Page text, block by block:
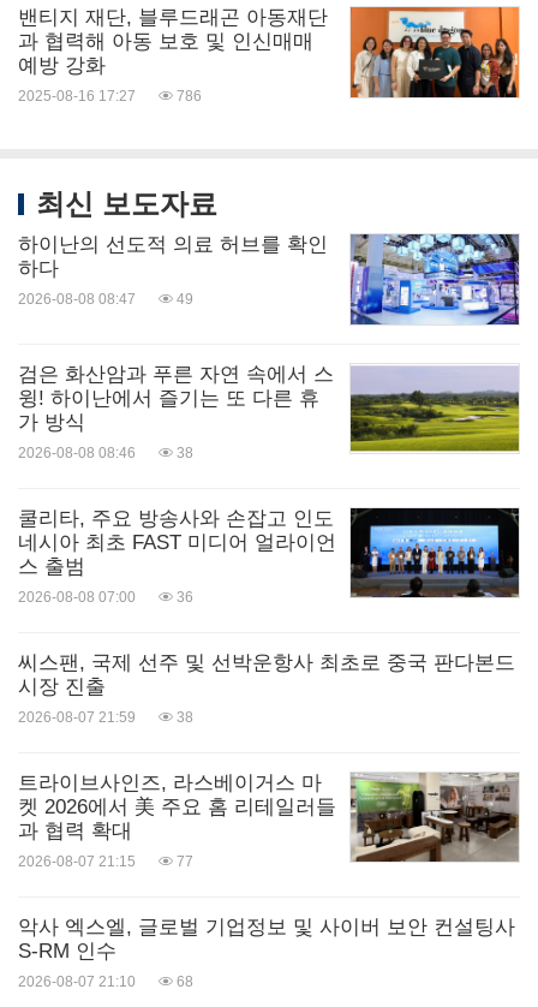
밴티지 재단, 블루드래곤 아동재단
과 협력해 아동 보호 및 인신매매
예방 강화
2025-08-16 17:27 786
최신 보도자료
하이난의 선도적 의료 허브를 확인
하다
2026-08-08 08:47 49
검은 화산암과 푸른 자연 속에서 스
윙! 하이난에서 즐기는 또 다른 휴
가 방식
2026-08-08 08:46 38
쿨리타, 주요 방송사와 손잡고 인도
네시아 최초 FAST 미디어 얼라이언
스 출범
2026-08-08 07:00 36
씨스팬, 국제 선주 및 선박운항사 최초로 중국 판다본드
시장 진출
2026-08-07 21:59 38
트라이브사인즈, 라스베이거스 마
켓 2026에서 美 주요 홈 리테일러들
과 협력 확대
2026-08-07 21:15 77
악사 엑스엘, 글로벌 기업정보 및 사이버 보안 컨설팅사
S-RM 인수
2026-08-07 21:10 68